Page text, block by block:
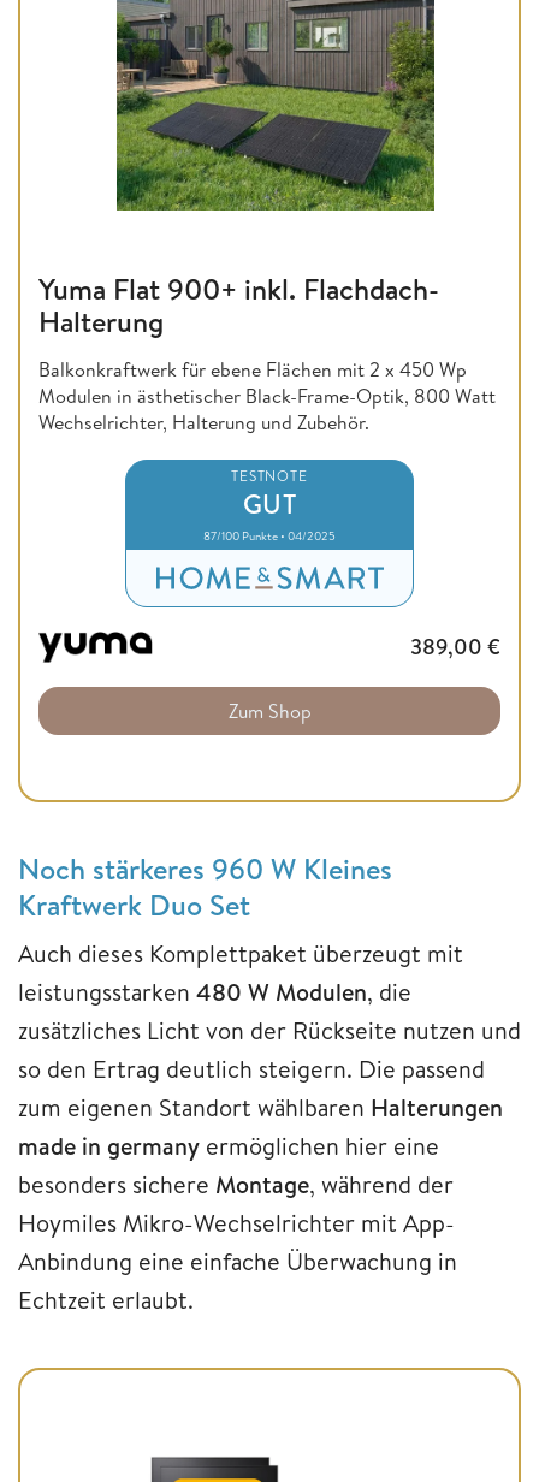
Yuma Flat 900+ inkl. Flachdach-
Halterung
Balkonkraftwerk für ebene Flächen mit 2 x 450 Wp
Modulen in ästhetischer Black-Frame-Optik, 800 Watt
Wechselrichter, Halterung und Zubehör.
TESTNOTE
GUT
87/100 Punkte • 04/2025
389,00 €
Zum Shop
Noch stärkeres 960 W Kleines
Kraftwerk Duo Set
Auch dieses Komplettpaket überzeugt mit
leistungsstarken 480 W Modulen, die
zusätzliches Licht von der Rückseite nutzen und
so den Ertrag deutlich steigern. Die passend
zum eigenen Standort wählbaren Halterungen
made in germany ermöglichen hier eine
besonders sichere Montage, während der
Hoymiles Mikro-Wechselrichter mit App-
Anbindung eine einfache Überwachung in
Echtzeit erlaubt.